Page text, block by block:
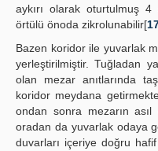
aykırı olarak oturtulmuş
örtülü önoda zikrolunabilir[
Bazen koridor ile yuvarlak
yerleştirilmiştir. Tuğladan
olan mezar anıtlarında
koridor meydana
ondan sonra mezarın
oradan da yuvarlak odaya
duvarları içeriye doğru